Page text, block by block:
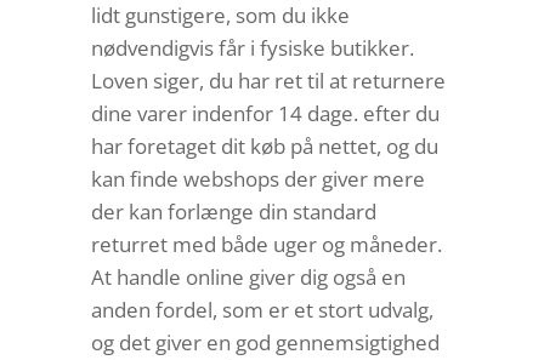
lidt gunstigere, som du ikke
nødvendigvis får i fysiske butikker.
Loven siger, du har ret til at returnere
dine varer indenfor 14 dage. efter du
har foretaget dit køb på nettet, og du
kan finde webshops der giver mere
der kan forlænge din standard
returret med både uger og måneder.
At handle online giver dig også en
anden fordel, som er et stort udvalg,
og det giver en god gennemsigtighed